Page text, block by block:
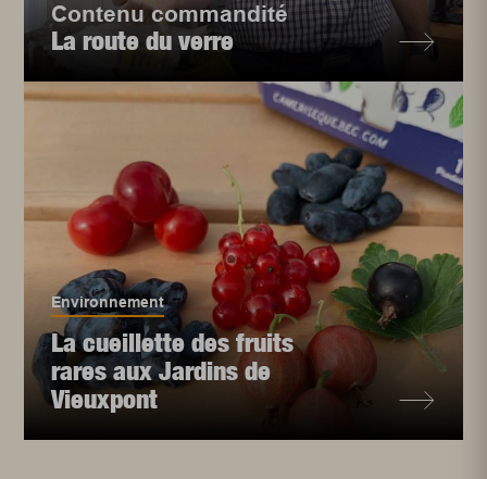
Contenu commandité
La route du verre
Environnement
La cueillette des fruits
rares aux Jardins de
Vieuxpont